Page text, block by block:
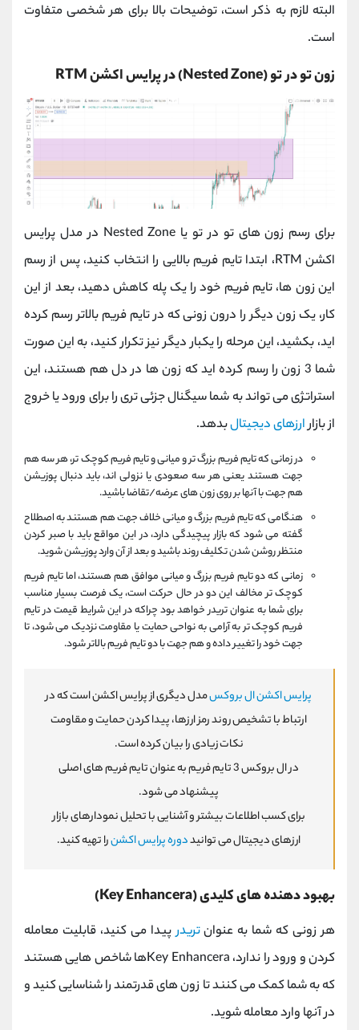
البته لازم به ذکر است، توضیحات بالا برای هر شخصی متفاوت
است.
زون تو در تو (Nested Zone) در پرایس اکشن RTM
برای رسم زون های تو در تو یا Nested Zone در مدل پرایس
اکشن RTM، ابتدا تایم فریم بالایی را انتخاب کنید، پس از رسم
این زون ها، تایم فریم خود را یک پله کاهش دهید، بعد از این
کار، یک زون دیگر را درون زونی که در تایم فریم بالاتر رسم کرده
اید، بکشید، این مرحله را یکبار دیگر نیز تکرار کنید، به این صورت
شما 3 زون را رسم کرده اید که زون ها در دل هم هستند، این
استراتژی می تواند به شما سیگنال جزئی تری را برای ورود یا خروج
از بازارارزهای دیجیتالبدهد.
در زمانی که تایم فریم بزرگ تر و میانی و تایم فریم کوچک تر، هر سه هم
جهت هستند یعنی هر سه صعودی یا نزولی اند، باید دنبال پوزیشن
هم جهت با آنها بر روی زون های عرضه/تقاضا باشید.
هنگامی که تایم فریم بزرگ و میانی خلاف جهت هم هستند به اصطلاح
گفته می شود که بازار پیچیدگی دارد، در این مواقع باید با صبر کردن
منتظر روشن شدن تکلیف روند باشید و بعد از آن وارد پوزیشن شوید.
زمانی که دو تایم فریم بزرگ و میانی موافق هم هستند، اما تایم فریم
کوچک تر مخالف این دو در حال حرکت است، یک فرصت بسیار مناسب
برای شما به عنوان تریدر خواهد بود چراکه در این شرایط قیمت در تایم
فریم کوچک تر به آرامی به نواحی حمایت یا مقاومت نزدیک می شود، تا
جهت خود را تغییر داده و هم جهت با دو تایم فریم بالاتر شود.
پرایس اکشن ال بروکسمدل دیگری از پرایس اکشن است که در
ارتباط با تشخیص روند رمز ارزها، پیدا کردن حمایت و مقاومت
نکات زیادی را بیان کرده است.
در ال بروکس 3 تایم فریم به عنوان تایم فریم های اصلی
پیشنهاد می شود.
برای کسب اطلاعات بیشتر و آشنایی با تحلیل نمودارهای بازار
ارزهای دیجیتال می توانیددوره پرایس اکشنرا تهیه کنید.
بهبود دهنده های کلیدی (Key Enhancera)
هر زونی که شما به عنوانتریدرپیدا می کنید، قابلیت معامله
کردن و ورود را ندارد، Key Enhanceraها شاخص هایی هستند
که به شما کمک می کنند تا زون های قدرتمند را شناسایی کنید و
در آنها وارد معامله شوید.